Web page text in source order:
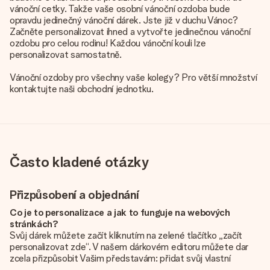
vánoční cetky. Takže vaše osobní vánoční ozdoba bude
opravdu jedinečný vánoční dárek. Jste již v duchu Vánoc?
Začněte personalizovat ihned a vytvořte jedinečnou vánoční
ozdobu pro celou rodinu! Každou vánoční kouli lze
personalizovat samostatně.
Vánoční ozdoby pro všechny vaše kolegy? Pro větší množství
kontaktujte naši obchodní jednotku.
Často kladené otázky
Přizpůsobení a objednání
Co je to personalizace a jak to funguje na webových
stránkách?
Svůj dárek můžete začít kliknutím na zelené tlačítko „začít
personalizovat zde“. V našem dárkovém editoru můžete dar
zcela přizpůsobit Vašim představám: přidat svůj vlastní